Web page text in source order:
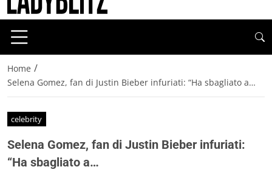
Home /
Selena Gomez, fan di Justin Bieber infuriati: “Ha sbagliato a…
celebrity
Selena Gomez, fan di Justin Bieber infuriati:
“Ha sbagliato a…